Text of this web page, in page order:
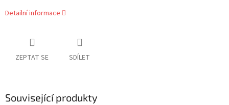
Detailní informace
ZEPTAT SE SDÍLET
Související produkty